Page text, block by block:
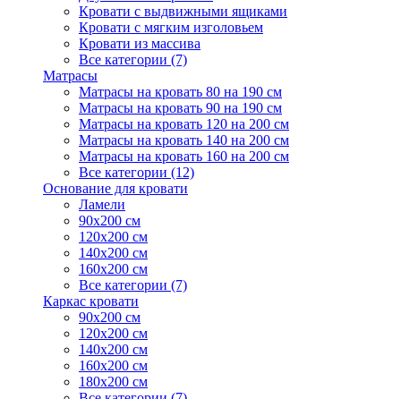
Кровати с выдвижными ящиками
Кровати с мягким изголовьем
Кровати из массива
Все категории (7)
Матрасы
Матрасы на кровать 80 на 190 см
Матрасы на кровать 90 на 190 см
Матрасы на кровать 120 на 200 см
Матрасы на кровать 140 на 200 см
Матрасы на кровать 160 на 200 см
Все категории (12)
Основание для кровати
Ламели
90х200 см
120х200 см
140х200 см
160х200 см
Все категории (7)
Каркас кровати
90х200 см
120х200 см
140х200 см
160х200 см
180х200 см